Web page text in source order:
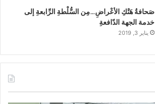
صَحافةُ هَتْكِ الأعْراضِ…مِن السُّلْطةِ الرِّابعةِ إلى
خدمة الجهة الدّافعةِ
يناير 3, 2019